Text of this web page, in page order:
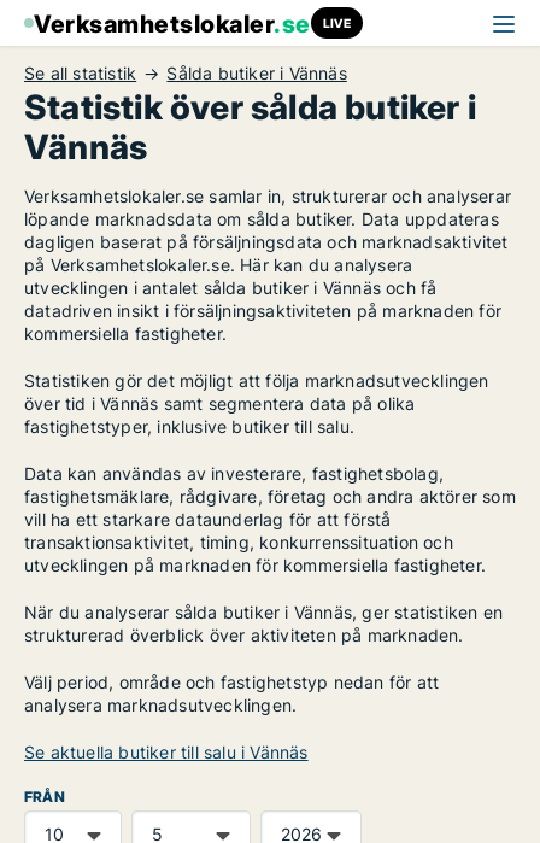
Verksamhetslokaler.se LIVE
Se all statistik Sålda butiker i Vännäs
Statistik över sålda butiker i
Vännäs
Verksamhetslokaler.se samlar in, strukturerar och analyserar
löpande marknadsdata om sålda butiker. Data uppdateras
dagligen baserat på försäljningsdata och marknadsaktivitet
på Verksamhetslokaler.se. Här kan du analysera
utvecklingen i antalet sålda butiker i Vännäs och få
datadriven insikt i försäljningsaktiviteten på marknaden för
kommersiella fastigheter.
Statistiken gör det möjligt att följa marknadsutvecklingen
över tid i Vännäs samt segmentera data på olika
fastighetstyper, inklusive butiker till salu.
Data kan användas av investerare, fastighetsbolag,
fastighetsmäklare, rådgivare, företag och andra aktörer som
vill ha ett starkare dataunderlag för att förstå
transaktionsaktivitet, timing, konkurrenssituation och
utvecklingen på marknaden för kommersiella fastigheter.
När du analyserar sålda butiker i Vännäs, ger statistiken en
strukturerad överblick över aktiviteten på marknaden.
Välj period, område och fastighetstyp nedan för att
analysera marknadsutvecklingen.
Se aktuella butiker till salu i Vännäs
FRÅN